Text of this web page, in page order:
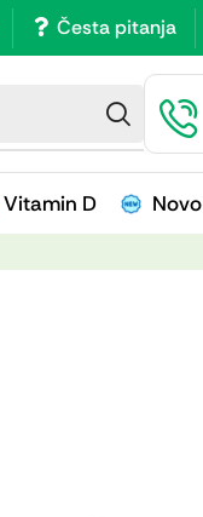
Česta pitanja
Vitamin D Novo